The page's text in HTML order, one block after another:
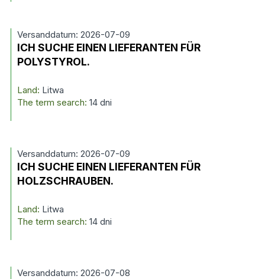
Versanddatum: 2026-07-09
ICH SUCHE EINEN LIEFERANTEN FÜR
POLYSTYROL.
Land: Litwa
The term search: 14 dni
Versanddatum: 2026-07-09
ICH SUCHE EINEN LIEFERANTEN FÜR
HOLZSCHRAUBEN.
Land: Litwa
The term search: 14 dni
Versanddatum: 2026-07-08